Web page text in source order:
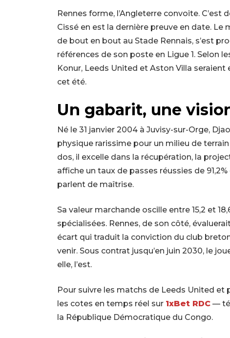
Rennes forme, l’Angleterre convoite.
Cissé en est la dernière preuve en date.
de bout en bout au Stade Rennais, s’est
références de son poste en Ligue 1. Selon
Konur, Leeds United et Aston Villa
cet été.
Un gabarit, une
Né le 31 janvier 2004 à Juvisy-sur-Orge,
physique rarissime pour un milieu de
dos, il excelle dans la récupération, la
affiche un taux de passes réussies de
parlent de maîtrise.
Sa valeur marchande oscille entre 15,2 et
spécialisées. Rennes, de son côté,
écart qui traduit la conviction du club
venir. Sous contrat jusqu’en juin 2030, le
elle, l’est.
Pour suivre les matchs de Leeds United et
les cotes en temps réel sur 1xBet RDC —
la République Démocratique du Congo.